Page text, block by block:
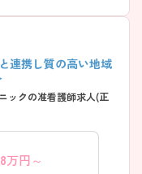
連携し質の高い地域
ックの准看護師求人(正
万円～